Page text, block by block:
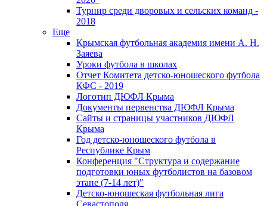
Турнир среди дворовых и сельских команд -
2018
Еще
Крымская футбольная академия имени А. Н.
Заяева
Уроки футбола в школах
Отчет Комитета детско-юношеского футбола
КФС - 2019
Логотип ДЮФЛ Крыма
Документы первенства ДЮФЛ Крыма
Сайты и страницы участников ДЮФЛ
Крыма
Год детско-юношеского футбола в
Республике Крым
Конференция "Структура и содержание
подготовки юных футболистов на базовом
этапе (7-14 лет)"
Детско-юношеская футбольная лига
Севастополя